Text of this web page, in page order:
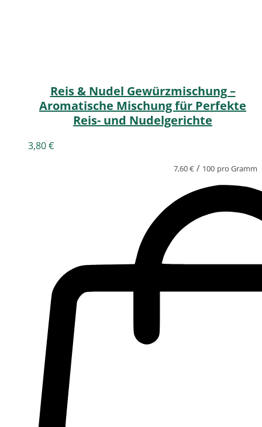
Reis & Nudel Gewürzmischung –
Aromatische Mischung für Perfekte
Reis- und Nudelgerichte
3,80€
7,60€ / 100 pro Gramm